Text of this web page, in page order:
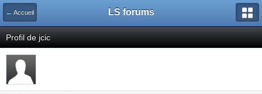
← Accueil LS forums
Profil de jcic